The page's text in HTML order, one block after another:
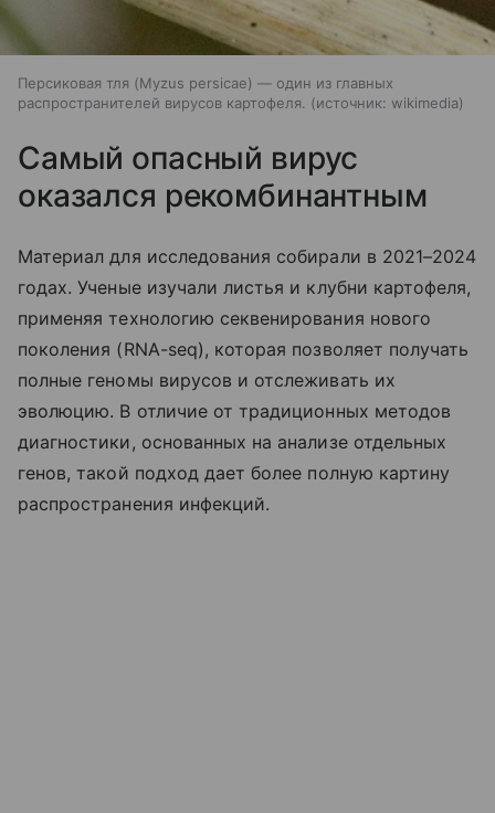
Персиковая тля (Myzus persicae) — один из главных
распространителей вирусов картофеля.
источник: wikimedia
Самый опасный вирус
оказался рекомбинантным
Материал для исследования собирали в 2021–2024
годах. Ученые изучали листья и клубни картофеля,
применяя технологию секвенирования нового
поколения (RNA-seq), которая позволяет получать
полные геномы вирусов и отслеживать их
эволюцию. В отличие от традиционных методов
диагностики, основанных на анализе отдельных
генов, такой подход дает более полную картину
распространения инфекций.